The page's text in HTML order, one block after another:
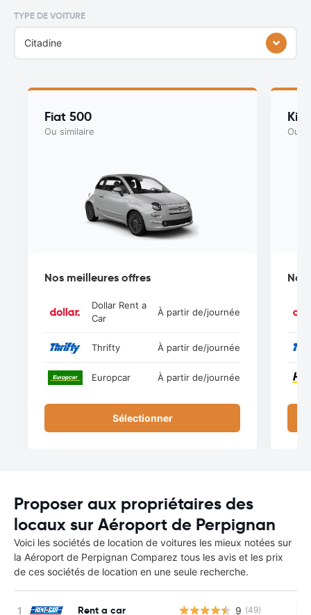
TYPE DE VOITURE
Citadine
Fiat 500
Ou similaire
Nos meilleures offres
Dollar Rent a
Car
À partir de/journée
Thrifty À partir de/journée
Europcar À partir de/journée
Sélectionner
Kia
Ou
Nos
Proposer aux propriétaires des
locaux sur Aéroport de Perpignan
Voici les sociétés de location de voitures les mieux notées sur
la Aéroport de Perpignan Comparez tous les avis et les prix
de ces sociétés de location en une seule recherche.
Rent a car 9 (49)